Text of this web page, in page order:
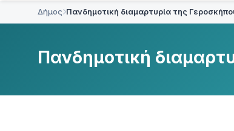
Δήμος Πανδημοτική διαμαρτυρία της
Πανδημοτική